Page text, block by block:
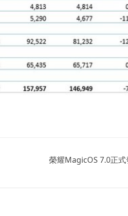
榮耀MagicOS 7.0正式